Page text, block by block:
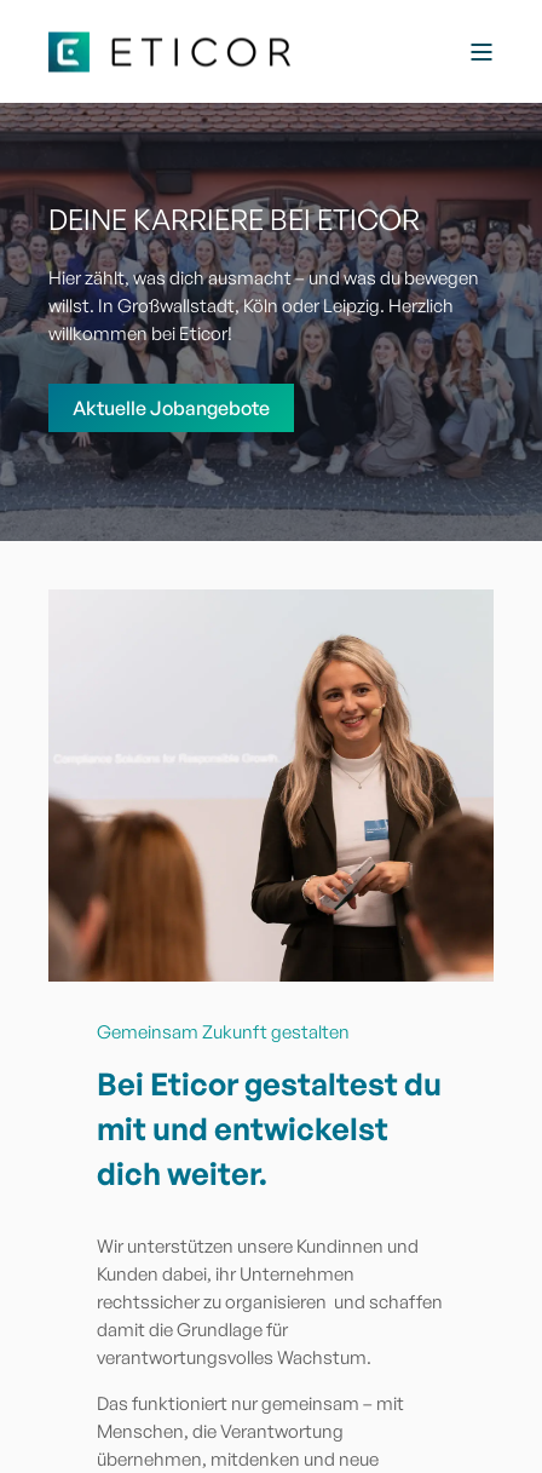
DEINE KARRIERE BEI ETICOR
Hier zählt, was dich ausmacht – und was du bewegen
willst. In Großwallstadt, Köln oder Leipzig. Herzlich
willkommen bei Eticor!
Aktuelle Jobangebote
Gemeinsam Zukunft gestalten
Bei Eticor gestaltest du
mit und entwickelst
dich weiter.
Wir unterstützen unsere Kundinnen und
Kunden dabei, ihr Unternehmen
rechtssicher zu organisieren und schaffen
damit die Grundlage für
verantwortungsvolles Wachstum.
Das funktioniert nur gemeinsam – mit
Menschen, die Verantwortung
übernehmen, mitdenken und neue